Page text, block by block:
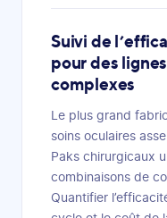
Suivi de
pour des
complexes
Le plus grand
soins oculaires
Paks chirurgicaux
combinaisons de
Quantifier